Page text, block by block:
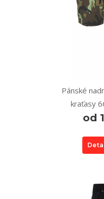
Pánské
kraťasy
od